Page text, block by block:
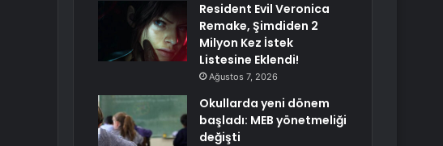
Resident Evil Veronica
Remake, Şimdiden 2
Milyon Kez İstek
Listesine Eklendi!
Ağustos 7, 2026
Okullarda yeni dönem
başladı: MEB yönetmeliği
değişti